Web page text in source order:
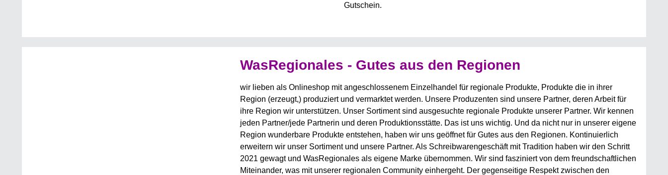
Gutschein.
WasRegionales - Gutes aus den Regionen
wir lieben als Onlineshop mit angeschlossenem Einzelhandel für regionale Produkte, Produkte die in ihrer
Region (erzeugt,) produziert und vermarktet werden. Unsere Produzenten sind unsere Partner, deren Arbeit für
ihre Region wir unterstützen. Unser Sortiment sind ausgesuchte regionale Produkte unserer Partner. Wir kennen
jeden Partner/jede Partnerin und deren Produktionsstätte. Das ist uns wichtig. Und da nicht nur in unserer eigene
Region wunderbare Produkte entstehen, haben wir uns geöffnet für Gutes aus den Regionen. Kontinuierlich
erweitern wir unser Sortiment und unsere Partner. Als Schreibwarengeschäft mit Tradition haben wir den Schritt
2021 gewagt und WasRegionales als eigene Marke übernommen. Wir sind fasziniert von dem freundschaftlichen
Miteinander, was mit unserer regionalen Community einhergeht. Der gegenseitige Respekt zwischen den